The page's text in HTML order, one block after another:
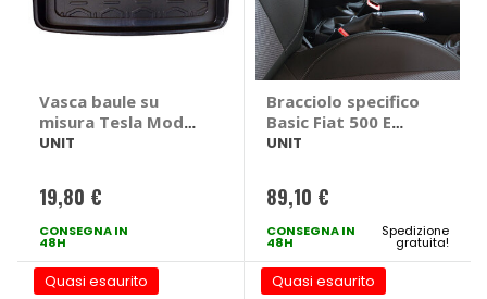
Vasca baule su
misura Tesla Model
Y 2020> - UNIT
> Pianale basso
UNIT
19,80 €
CONSEGNA IN
48H
Bracciolo specifico
Basic Fiat 500 E
2021> - UNIT Fiat
UNIT
89,10 €
CONSEGNA IN
48H
Spedizione
gratuita!
Quasi esaurito Quasi esaurito